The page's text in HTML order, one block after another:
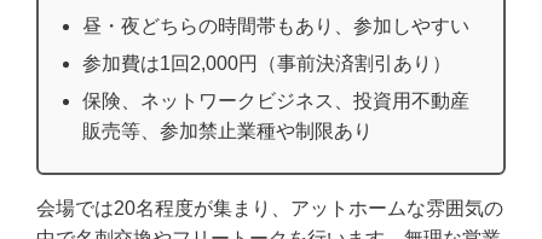
昼・夜どちらの時間帯もあり、参加しやすい
参加費は1回2,000円（事前決済割引あり）
保険、ネットワークビジネス、投資用不動産
販売等、参加禁止業種や制限あり
会場では20名程度が集まり、アットホームな雰囲気の